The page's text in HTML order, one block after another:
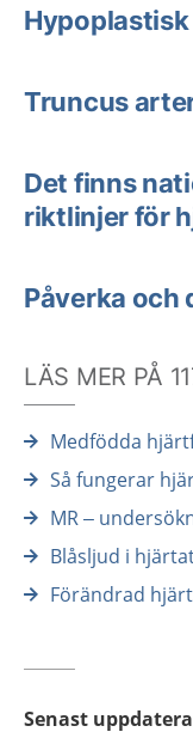
Truncus
Det finns
riktlinjer för
Påverka och
LÄS MER PÅ
Medfödda
Så fungerar
MR –
Blåsljud i
Förändrad
Senast